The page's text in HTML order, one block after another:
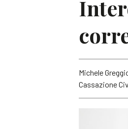
Michele
Cassazione